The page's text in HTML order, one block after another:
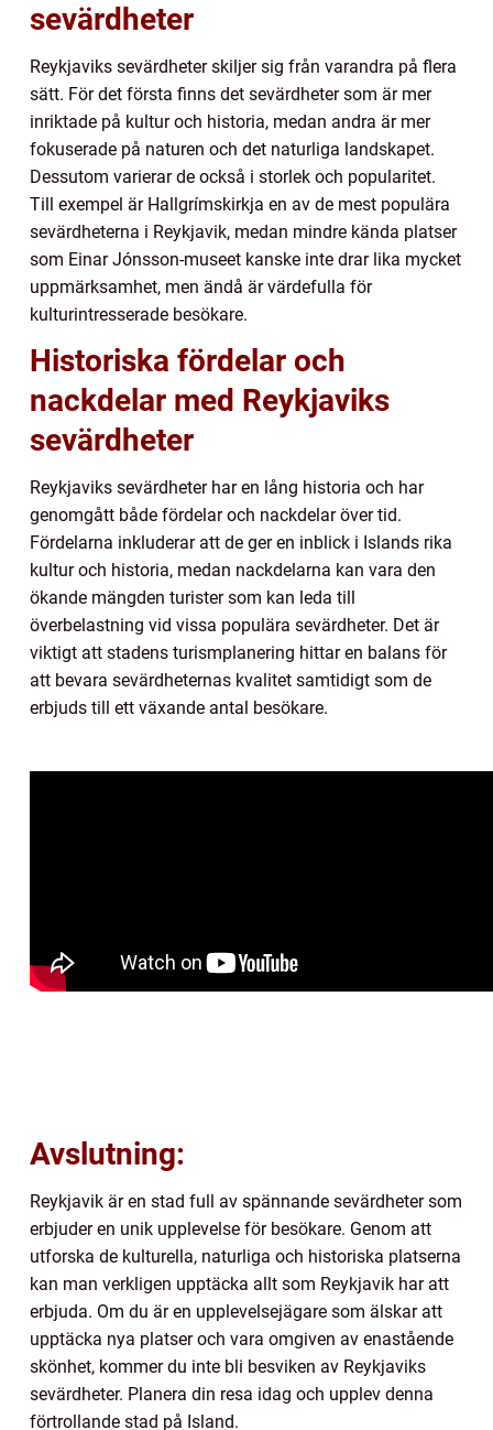
sevärdheter
Reykjaviks sevärdheter skiljer sig från varandra på flera
sätt. För det första finns det sevärdheter som är mer
inriktade på kultur och historia, medan andra är mer
fokuserade på naturen och det naturliga landskapet.
Dessutom varierar de också i storlek och popularitet.
Till exempel är Hallgrímskirkja en av de mest populära
sevärdheterna i Reykjavik, medan mindre kända platser
som Einar Jónsson-museet kanske inte drar lika mycket
uppmärksamhet, men ändå är värdefulla för
kulturintresserade besökare.
Historiska fördelar och
nackdelar med Reykjaviks
sevärdheter
Reykjaviks sevärdheter har en lång historia och har
genomgått både fördelar och nackdelar över tid.
Fördelarna inkluderar att de ger en inblick i Islands rika
kultur och historia, medan nackdelarna kan vara den
ökande mängden turister som kan leda till
överbelastning vid vissa populära sevärdheter. Det är
viktigt att stadens turismplanering hittar en balans för
att bevara sevärdheternas kvalitet samtidigt som de
erbjuds till ett växande antal besökare.
Avslutning:
Reykjavik är en stad full av spännande sevärdheter som
erbjuder en unik upplevelse för besökare. Genom att
utforska de kulturella, naturliga och historiska platserna
kan man verkligen upptäcka allt som Reykjavik har att
erbjuda. Om du är en upplevelsejägare som älskar att
upptäcka nya platser och vara omgiven av enastående
skönhet, kommer du inte bli besviken av Reykjaviks
sevärdheter. Planera din resa idag och upplev denna
förtrollande stad på Island.